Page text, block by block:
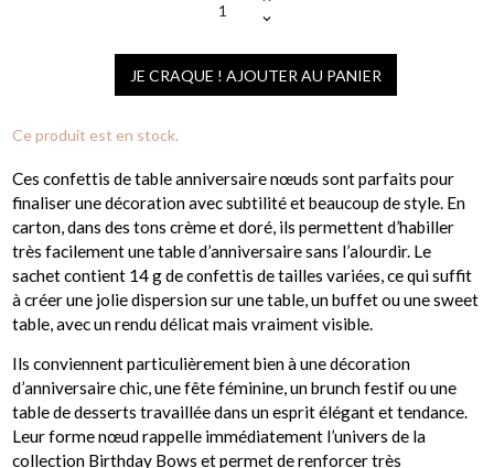
JE CRAQUE ! AJOUTER AU PANIER
Ce produit est en stock.
Ces confettis de table anniversaire nœuds sont parfaits pour
finaliser une décoration avec subtilité et beaucoup de style. En
carton, dans des tons crème et doré, ils permettent d’habiller
très facilement une table d’anniversaire sans l’alourdir. Le
sachet contient 14 g de confettis de tailles variées, ce qui suffit
à créer une jolie dispersion sur une table, un buffet ou une sweet
table, avec un rendu délicat mais vraiment visible.
Ils conviennent particulièrement bien à une décoration
d’anniversaire chic, une fête féminine, un brunch festif ou une
table de desserts travaillée dans un esprit élégant et tendance.
Leur forme nœud rappelle immédiatement l’univers de la
collection Birthday Bows et permet de renforcer très